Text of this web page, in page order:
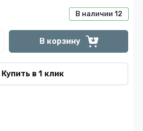
В наличии 12
В корзину
Купить в 1 клик